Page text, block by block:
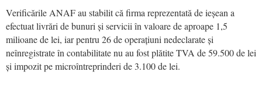
Verificările ANAF au stabilit că firma reprezentată de ieșean a
efectuat livrări de bunuri și servicii în valoare de aproape 1,5
milioane de lei, iar pentru 26 de operațiuni nedeclarate și
neînregistrate în contabilitate nu au fost plătite TVA de 59.500 de lei
și impozit pe microîntreprinderi de 3.100 de lei.